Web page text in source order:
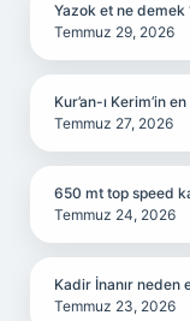
Yazok et ne demek
Temmuz 29, 2026
Kur’an-ı Kerim’in
Temmuz 27, 2026
650 mt top speed
Temmuz 24, 2026
Kadir İnanır neden
Temmuz 23, 2026